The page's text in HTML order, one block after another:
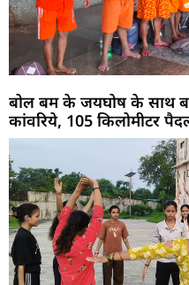
बोल बम के जयघोष के साथ
कांवरिये, 105 किलोमीटर